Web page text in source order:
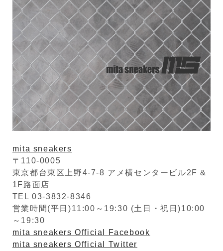
mita sneakers
〒110-0005
東京都台東区上野4-7-8 アメ横センタービル2F &
1F路面店
TEL 03-3832-8346
営業時間(平日)11:00～19:30 (土日・祝日)10:00
～19:30
mita sneakers Official Facebook
mita sneakers Official Twitter